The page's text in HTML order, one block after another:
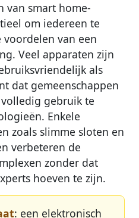
van smart home-
om iedereen te
van een
Veel apparaten zijn
als
dat gemeenschappen
gebruik te
Enkele
zoals slimme sloten en
verbeteren de
zonder dat
hoeven te zijn.
: een elektronisch